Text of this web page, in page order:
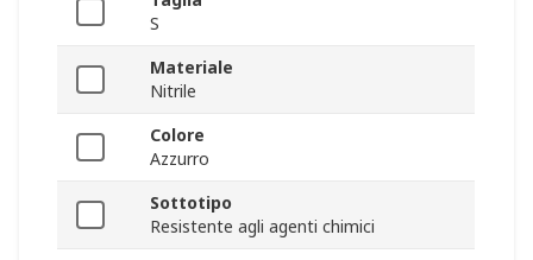
S
Materiale
Nitrile
Colore
Azzurro
Sottotipo
Resistente agli agenti chimici